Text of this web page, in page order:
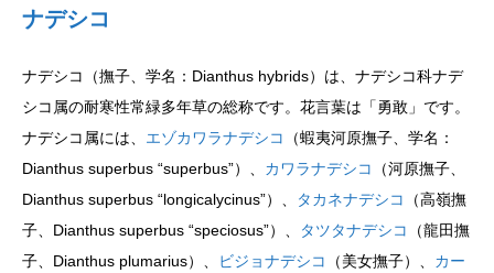
ナデシコ
ナデシコ（撫子、学名：Dianthus hybrids）は、ナデシコ科ナデ
シコ属の耐寒性常緑多年草の総称です。花言葉は「勇敢」です。
ナデシコ属には、 エゾカワラナデシコ
（蝦夷河原撫子、学名：
Dianthus superbus “superbus”）、 カワラナデシコ
（河原撫子、
Dianthus superbus “longicalycinus”）、
タカネナデシコ
（高嶺撫
子、Dianthus superbus “speciosus”）、
タツタナデシコ
（龍田撫
子、Dianthus plumarius）、
ビジョナデシコ （美女撫子）、 カー